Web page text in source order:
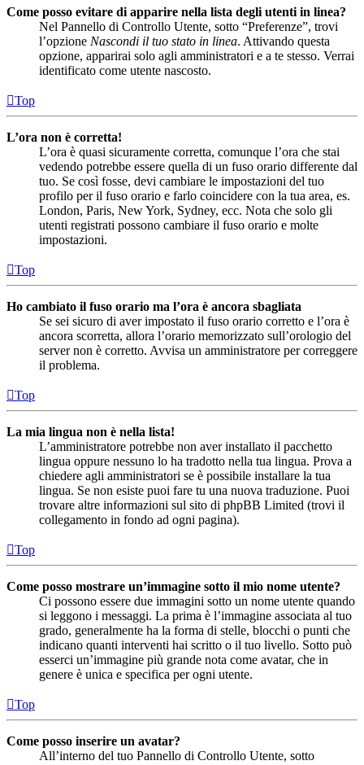
Come posso evitare di apparire nella lista degli utenti in linea?
Nel Pannello di Controllo Utente, sotto “Preferenze”, trovi
l’opzione Nascondi il tuo stato in linea. Attivando questa
opzione, apparirai solo agli amministratori e a te stesso. Verrai
identificato come utente nascosto.
Top
L’ora non è corretta!
L’ora è quasi sicuramente corretta, comunque l’ora che stai
vedendo potrebbe essere quella di un fuso orario differente dal
tuo. Se così fosse, devi cambiare le impostazioni del tuo
profilo per il fuso orario e farlo coincidere con la tua area, es.
London, Paris, New York, Sydney, ecc. Nota che solo gli
utenti registrati possono cambiare il fuso orario e molte
impostazioni.
Top
Ho cambiato il fuso orario ma l’ora è ancora sbagliata
Se sei sicuro di aver impostato il fuso orario corretto e l’ora è
ancora scorretta, allora l’orario memorizzato sull’orologio del
server non è corretto. Avvisa un amministratore per correggere
il problema.
Top
La mia lingua non è nella lista!
L’amministratore potrebbe non aver installato il pacchetto
lingua oppure nessuno lo ha tradotto nella tua lingua. Prova a
chiedere agli amministratori se è possibile installare la tua
lingua. Se non esiste puoi fare tu una nuova traduzione. Puoi
trovare altre informazioni sul sito di phpBB Limited (trovi il
collegamento in fondo ad ogni pagina).
Top
Come posso mostrare un’immagine sotto il mio nome utente?
Ci possono essere due immagini sotto un nome utente quando
si leggono i messaggi. La prima è l’immagine associata al tuo
grado, generalmente ha la forma di stelle, blocchi o punti che
indicano quanti interventi hai scritto o il tuo livello. Sotto può
esserci un’immagine più grande nota come avatar, che in
genere è unica e specifica per ogni utente.
Top
Come posso inserire un avatar?
All’interno del tuo Pannello di Controllo Utente, sotto